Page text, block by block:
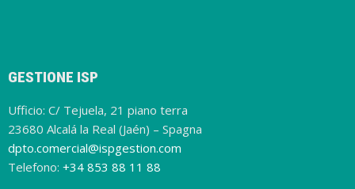
GESTIONE ISP
Ufficio: C/ Tejuela, 21 piano terra
23680 Alcalá la Real (Jaén) – Spagna
dpto.comercial@ispgestion.com
Telefono: +34 853 88 11 88